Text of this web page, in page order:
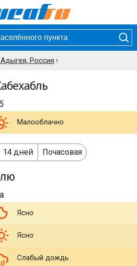
Россия
Малооблачно
14 дней Почасовая
Ясно
Ясно
Слабый дождь